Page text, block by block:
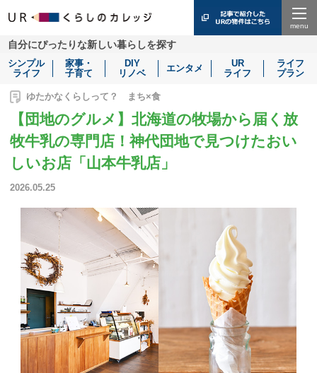
自分にぴったりな新しい暮らしを探す
シンプル
ライフ
家事・
子育て
DIY
リノベ
エンタメ
UR
ライフ
ライフ
プラン
ゆたかなくらしって？ まち×食
【団地のグルメ】北海道の牧場から届く放
牧牛乳の専門店！神代団地で見つけたおい
しいお店「山本牛乳店」
2026.05.25